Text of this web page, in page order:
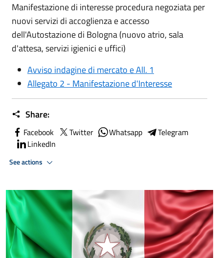
Manifestazione di interesse procedura negoziata per
nuovi servizi di accoglienza e accesso
dell'Autostazione di Bologna (nuovo atrio, sala
d'attesa, servizi igienici e uffici)
Avviso indagine di mercato e All. 1
Allegato 2 - Manifestazione d'Interesse
Share:
Facebook Twitter Whatsapp
Telegram
LinkedIn
See actions